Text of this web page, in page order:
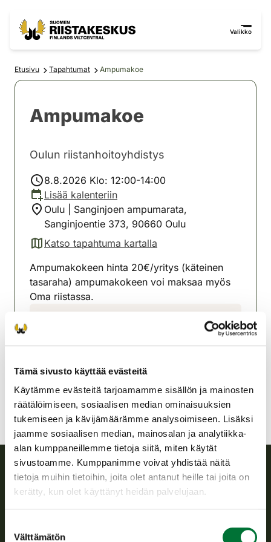
Tämä sivusto käyttää evästeitä
Käytämme evästeitä tarjoamamme sisällön ja mainosten
räätälöimiseen, sosiaalisen median ominaisuuksien
tukemiseen ja kävijämäärämme analysoimiseen. Lisäksi
jaamme sosiaalisen median, mainosalan ja analytiikka-
alan kumppaneillemme tietoja siitä, miten käytät
sivustoamme. Kumppanimme voivat yhdistää näitä
tietoja muihin tietoihin, joita olet antanut heille tai joita on
kerätty, kun olet käyttänyt heidän palvelujaan.
valinta
Välttämätön
Valikko
Etusivu Tapahtumat Ampumakoe
Ampumakoe
Oulun riistanhoitoyhdistys
8.8.2026 Klo: 12:00-14:00
Lisää kalenteriin
Oulu | Sanginjoen ampumarata,
Sanginjoentie 373, 90660 Oulu
Katso tapahtuma kartalla
(avautuu uuteen välilehteen)
Ampumakokeen hinta 20€/yritys (käteinen
tasaraha) ampumakokeen voi maksaa myös
Oma riistassa.
jari.e.kauppi@mail.suomi.net
Suomen riistakeskus
riistanhoitoyhdistysten toimintaa ja huolehtii riistapolitiikan